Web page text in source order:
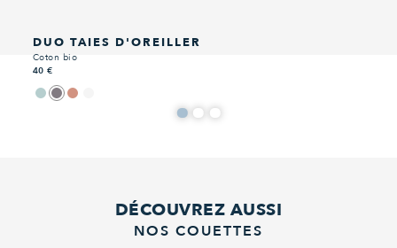
DUO TAIES D'OREILLER
Coton bio
40 €
DÉCOUVREZ AUSSI
NOS COUETTES